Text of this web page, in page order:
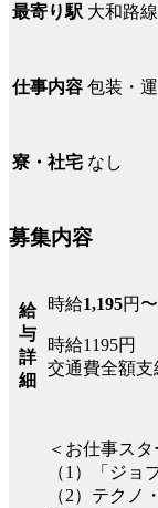
最寄り駅 大和路
仕事内容 包装・
寮・社宅 なし
募集内容
給
与
詳
細
時給1,195円〜
時給1195円
交通費全額支
＜お仕事ス
（1）「ジョ
（2）テクノ